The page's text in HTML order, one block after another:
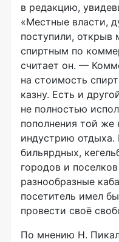
в редакцию,
«Местные власти,
поступили, открыв
спиртным по
считает он. —
на стоимость
казну. Есть и
не полностью
пополнения той
индустрию
бильярдных,
городов и
разнообразные
посетитель имел
провести своё
По мнению Н.